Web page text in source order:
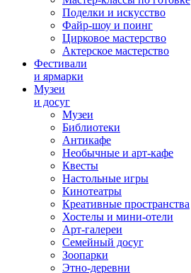
Поделки и искусство
Файр-шоу и поинг
Цирковое мастерство
Актерское мастерство
Фестивали
и ярмарки
Музеи
и досуг
Музеи
Библиотеки
Антикафе
Необычные и арт-кафе
Квесты
Настольные игры
Кинотеатры
Креативные пространства
Хостелы и мини-отели
Арт-галереи
Семейный досуг
Зоопарки
Этно-деревни